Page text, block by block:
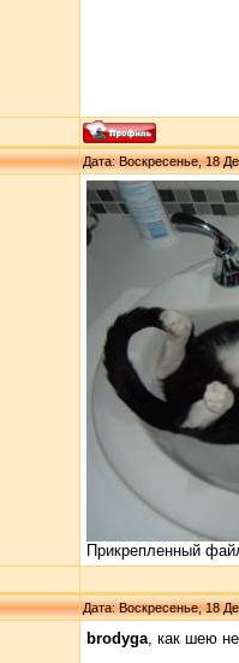
Дата: Воскресенье, 18
Прикрепленный
Дата: Воскресенье, 18
brodyga , как шею